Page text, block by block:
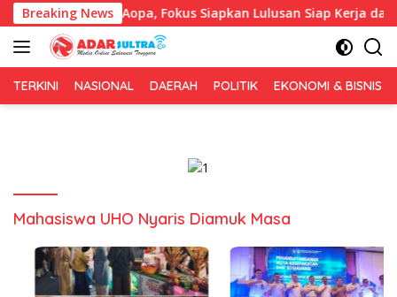
Langsung
ke
konten
Breaking News
IAI Rawa Aopa, Fokus Siapkan Lulusan Siap Kerja dan
TERKINI NASIONAL DAERAH POLITIK EKONOMI & BISNIS
Mahasiswa UHO Nyaris Diamuk Masa